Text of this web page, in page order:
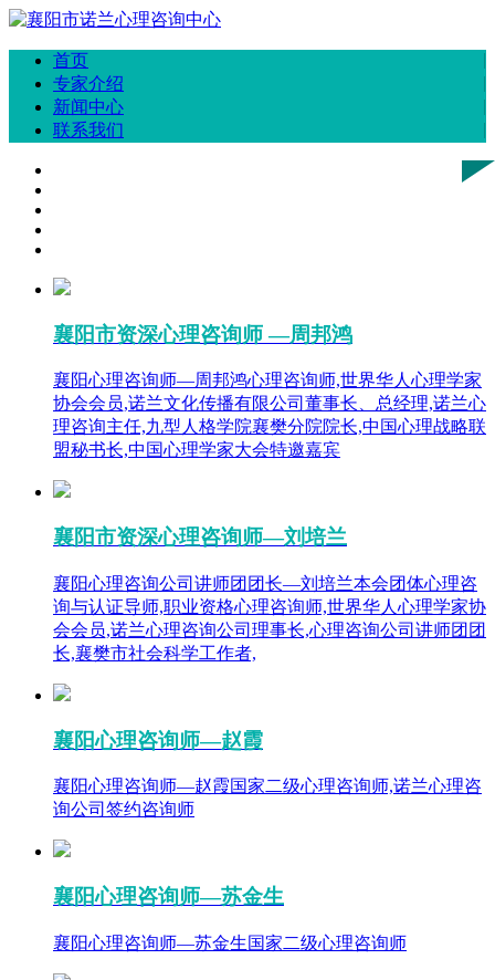
首页
专家介绍
新闻中心
联系我们
襄阳市资深心理咨询师 —周邦鸿
襄阳心理咨询师—周邦鸿心理咨询师,世界华人心理学家
协会会员,诺兰文化传播有限公司董事长、总经理,诺兰心
理咨询主任,九型人格学院襄樊分院院长,中国心理战略联
盟秘书长,中国心理学家大会特邀嘉宾
襄阳市资深心理咨询师—刘培兰
襄阳心理咨询公司讲师团团长—刘培兰本会团体心理咨
询与认证导师,职业资格心理咨询师,世界华人心理学家协
会会员,诺兰心理咨询公司理事长,心理咨询公司讲师团团
长,襄樊市社会科学工作者,
襄阳心理咨询师—赵霞
襄阳心理咨询师—赵霞国家二级心理咨询师,诺兰心理咨
询公司签约咨询师
襄阳心理咨询师—苏金生
襄阳心理咨询师—苏金生国家二级心理咨询师